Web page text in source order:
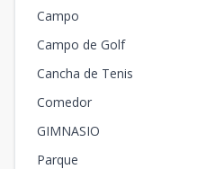
Campo
Campo de Golf
Cancha de Tenis
Comedor
GIMNASIO
Parque